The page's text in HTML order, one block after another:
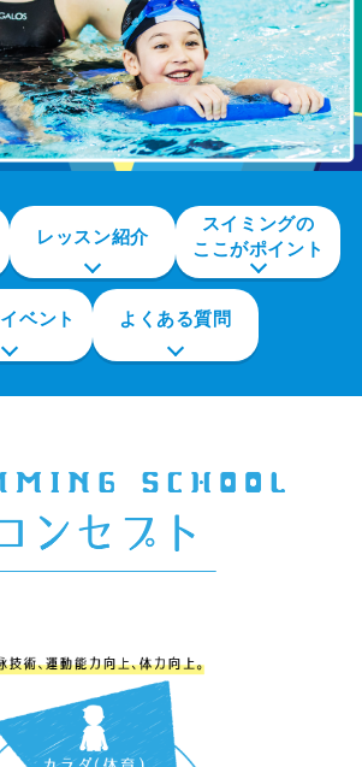
レッスン紹介
スイミングの
ここがポイント
ベント よくある質問